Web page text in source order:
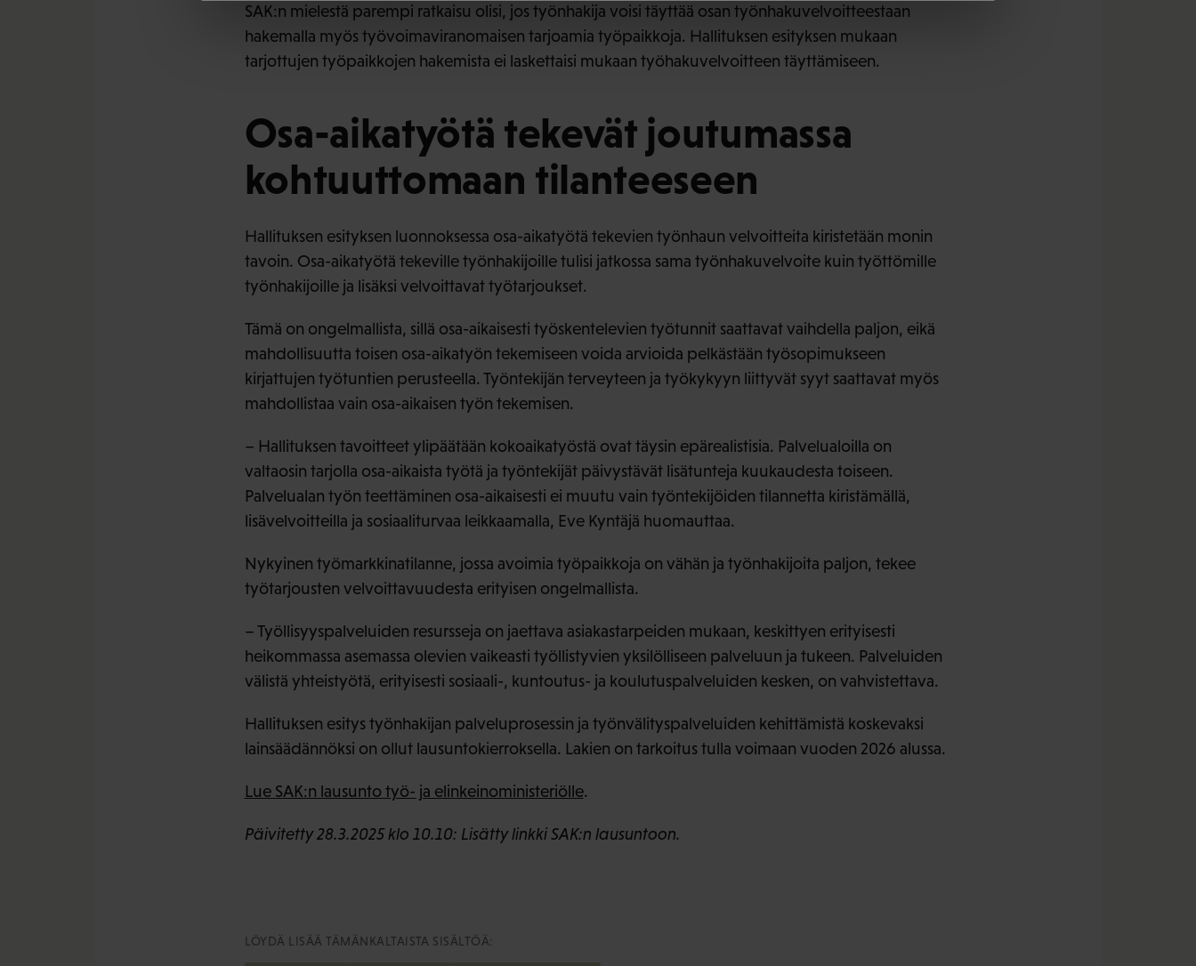
SAK:n mielestä parempi ratkaisu olisi, jos työnhakija voisi täyttää osan työnhakuvelvoitteestaan
hakemalla myös työvoimaviranomaisen tarjoamia työpaikkoja. Hallituksen esityksen mukaan
tarjottujen työpaikkojen hakemista ei laskettaisi mukaan työhakuvelvoitteen täyttämiseen.
Osa-aikatyötä tekevät joutumassa
kohtuuttomaan tilanteeseen
Hallituksen esityksen luonnoksessa osa-aikatyötä tekevien työnhaun velvoitteita kiristetään monin
tavoin. Osa-aikatyötä tekeville työnhakijoille tulisi jatkossa sama työnhakuvelvoite kuin työttömille
työnhakijoille ja lisäksi velvoittavat työtarjoukset.
Tämä on ongelmallista, sillä osa-aikaisesti työskentelevien työtunnit saattavat vaihdella paljon, eikä
mahdollisuutta toisen osa-aikatyön tekemiseen voida arvioida pelkästään työsopimukseen
kirjattujen työtuntien perusteella. Työntekijän terveyteen ja työkykyyn liittyvät syyt saattavat myös
mahdollistaa vain osa-aikaisen työn tekemisen.
– Hallituksen tavoitteet ylipäätään kokoaikatyöstä ovat täysin epärealistisia. Palvelualoilla on
valtaosin tarjolla osa-aikaista työtä ja työntekijät päivystävät lisätunteja kuukaudesta toiseen.
Palvelualan työn teettäminen osa-aikaisesti ei muutu vain työntekijöiden tilannetta kiristämällä,
lisävelvoitteilla ja sosiaaliturvaa leikkaamalla, Eve Kyntäjä huomauttaa.
Nykyinen työmarkkinatilanne, jossa avoimia työpaikkoja on vähän ja työnhakijoita paljon, tekee
työtarjousten velvoittavuudesta erityisen ongelmallista.
– Työllisyyspalveluiden resursseja on jaettava asiakastarpeiden mukaan, keskittyen erityisesti
heikommassa asemassa olevien vaikeasti työllistyvien yksilölliseen palveluun ja tukeen. Palveluiden
välistä yhteistyötä, erityisesti sosiaali-, kuntoutus- ja koulutuspalveluiden kesken, on vahvistettava.
Hallituksen esitys työnhakijan palveluprosessin ja työnvälityspalveluiden kehittämistä koskevaksi
lainsäädännöksi on ollut lausuntokierroksella. Lakien on tarkoitus tulla voimaan vuoden 2026 alussa.
Lue SAK:n lausunto työ- ja elinkeinoministeriölle.
Päivitetty 28.3.2025 klo 10.10: Lisätty linkki SAK:n lausuntoon.
LÖYDÄ LISÄÄ TÄMÄNKALTAISTA SISÄLTÖÄ: